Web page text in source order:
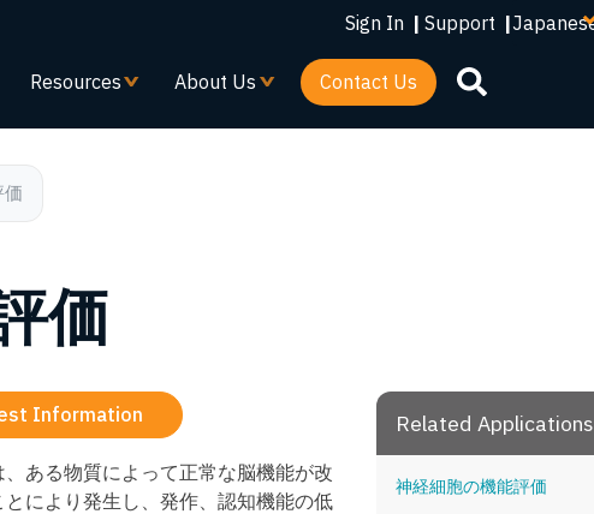
ン
ン
動
Sign In | Support |
language
Resources About Us Contact Us
価
Information
ある物質によって正常な脳機能が改
とにより発生し、発作、認知機能の低
Related Applications
神経細胞の機能評価